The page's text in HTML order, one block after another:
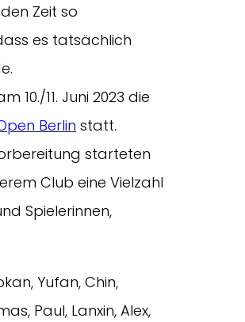
Zeit so
es tatsächlich
10./11. Juni 2023 die
Berlin statt.
starteten
Club eine Vielzahl
Spielerinnen,
Yufan, Chin,
Paul, Lanxin, Alex,